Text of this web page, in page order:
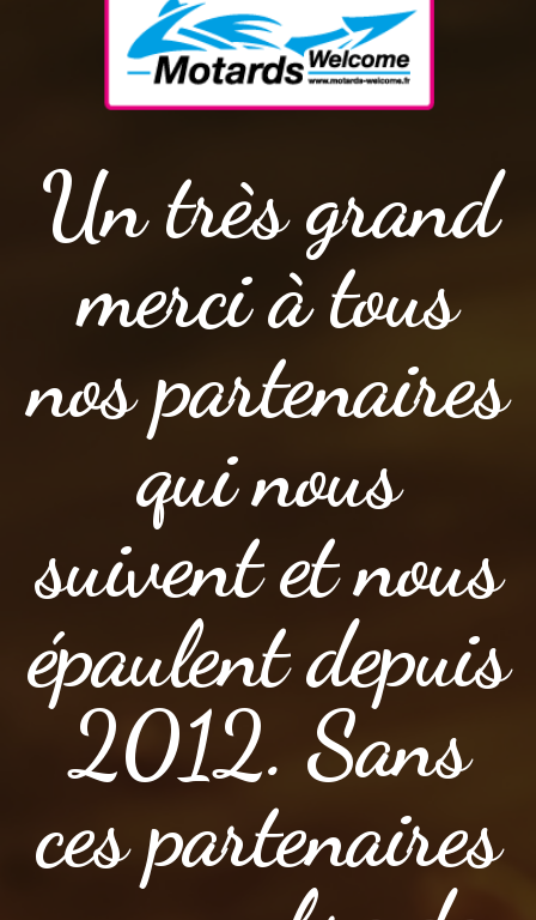
Un très grand
merci à tous
nos partenaires
qui nous
suivent et nous
épaulent depuis
2012. Sans
ces partenaires